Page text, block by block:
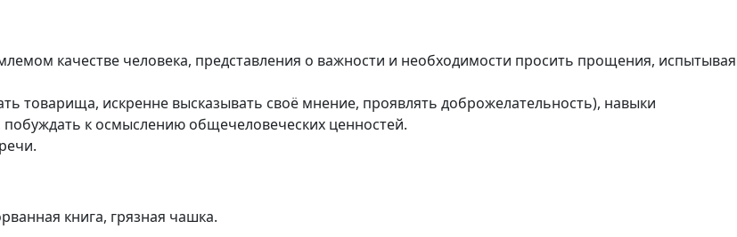
качестве человека, представления о важности и необходимости просить прощения, испытывая
товарища, искренне высказывать своё мнение, проявлять доброжелательность), навыки
побуждать к осмыслению общечеловеческих ценностей.
книга, грязная чашка.